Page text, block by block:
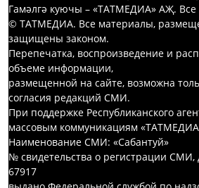
Гамәлгә куючы – «ТАТМЕДИА» АҖ.
© ТАТМЕДИА. Все материалы,
защищены законом.
Перепечатка, воспроизведение и
объеме информации,
размещенной на сайте, возможна
согласия редакций СМИ.
При поддержке Республиканского
массовым коммуникациям
Наименование СМИ: «Сабантуй»
№ свидетельства о регистрации
67917